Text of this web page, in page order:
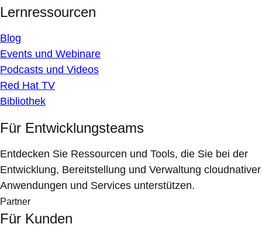
Lernressourcen
Blog
Events und Webinare
Podcasts und Videos
Red Hat TV
Bibliothek
Für Entwicklungsteams
Entdecken Sie Ressourcen und Tools, die Sie bei der
Entwicklung, Bereitstellung und Verwaltung cloudnativer
Anwendungen und Services unterstützen.
Partner
Für Kunden